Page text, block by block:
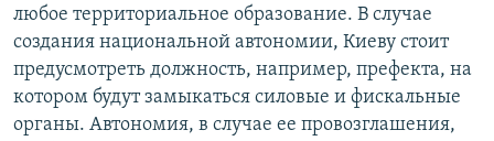
любое территориальное образование. В случае
создания национальной автономии, Киеву стоит
предусмотреть должность, например, префекта, на
котором будут замыкаться силовые и фискальные
органы. Автономия, в случае ее провозглашения,